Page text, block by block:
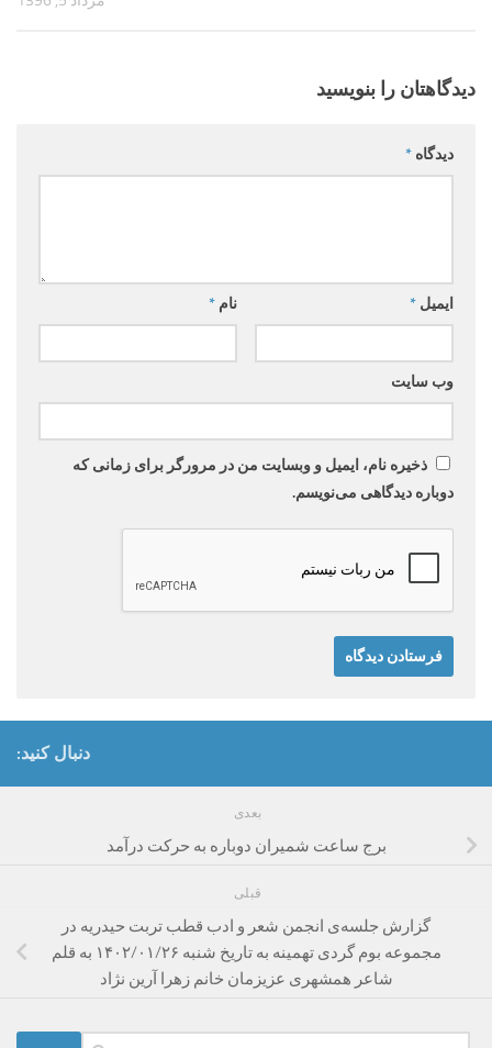
دیدگاهتان را بنویسید
دیدگاه *
نام * ایمیل *
وب‌ سایت
ذخیره نام، ایمیل و وبسایت من در مرورگر برای زمانی که
دوباره دیدگاهی می‌نویسم.
دنبال کنید:
بعدی
برج ساعت شمیران دوباره به حرکت درآمد
قبلی
گزارش جلسه‌ی انجمن شعر و ادب قطب تربت حیدریه در
مجموعه بوم گردی تهمینه به تاریخ شنبه ۱۴۰۲/۰۱/۲۶ به قلم
شاعر همشهری عزیزمان خانم زهرا آرین نژاد